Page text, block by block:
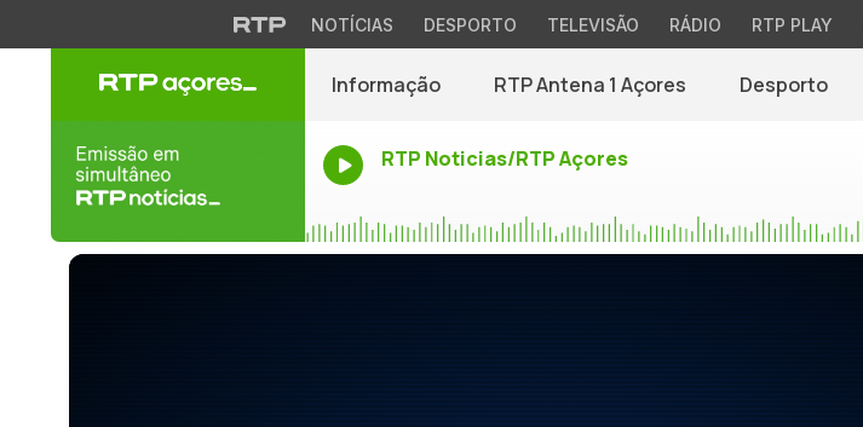
NOTÍCIAS DESPORTO TELEVISÃO RÁDIO RTP PLAY
Informação RTP Antena 1 Açores Desporto
RTP Noticias/RTP Açores